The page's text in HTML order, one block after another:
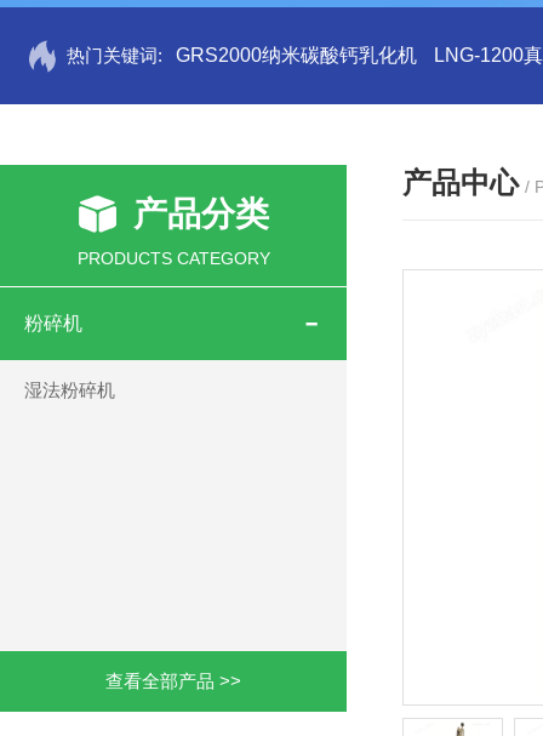
热门关键词: GRS2000纳米碳酸钙乳化机 LNG-1200
产品分类
PRODUCTS CATEGORY
粉碎机
湿法粉碎机
查看全部产品 >>
产品中心 /